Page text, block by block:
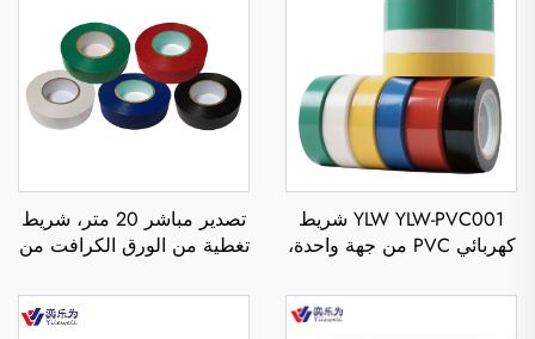
YLW YLW-PVC001 شريط
كهربائي PVC من جهة واحدة،
بسماكة 0.11 مم، لعزل الجهد
تصدير مباشر 20 متر، شريط
تغطية من الورق الكرافت من
ساخن، مقاوم للحرارة،
مناسب للمواد المطبوعة